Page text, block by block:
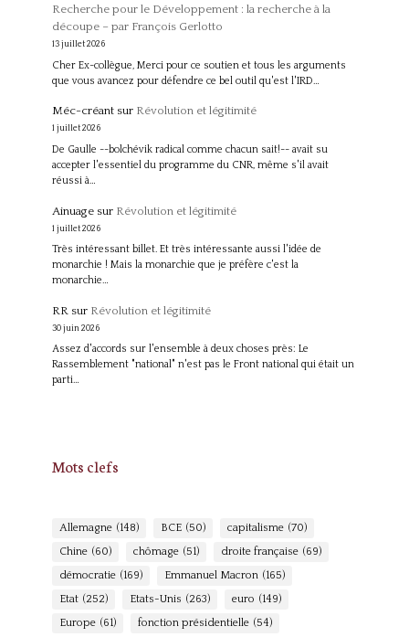
Recherche pour le Développement : la recherche à la
découpe – par François Gerlotto
13 juillet 2026
Cher Ex-collègue, Merci pour ce soutien et tous les arguments
que vous avancez pour défendre ce bel outil qu'est l'IRD…
Méc-créantsur Révolution et légitimité
1 juillet 2026
De Gaulle --bolchévik radical comme chacun sait!-- avait su
accepter l'essentiel du programme du CNR, même s'il avait
réussi à…
Ainuagesur Révolution et légitimité
1 juillet 2026
Très intéressant billet. Et très intéressante aussi l'idée de
monarchie ! Mais la monarchie que je préfère c'est la
monarchie…
RR sur Révolution et légitimité
30 juin 2026
Assez d'accords sur l'ensemble à deux choses près: Le
Rassemblement "national" n'est pas le Front national qui était un
parti…
Mots clefs
Allemagne (148) BCE (50) capitalisme (70)
Chine (60) chômage (51) droite française (69)
démocratie (169) Emmanuel Macron (165)
Etat (252) Etats-Unis (263) euro (149)
Europe (61) fonction présidentielle (54)